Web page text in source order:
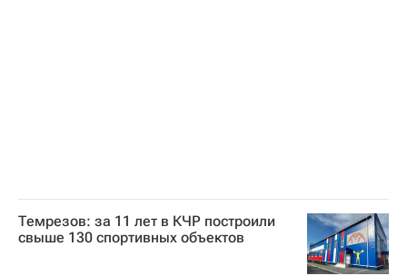
Темрезов: за 11 лет в КЧР построили
свыше 130 спортивных объектов